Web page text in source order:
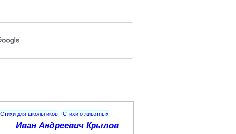
Стихи для школьников Стихи о животных
Иван Андреевич Крылов